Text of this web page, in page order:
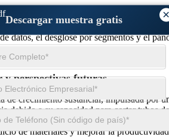
×
Descargar muestra gratis
datos, el desglose por segmentos y el
y perspectivas futuras
crecimiento sustancial, impulsada por
a su capacidad para cortar tubos
Aeroespace y Construction
de materiales y mejorar la